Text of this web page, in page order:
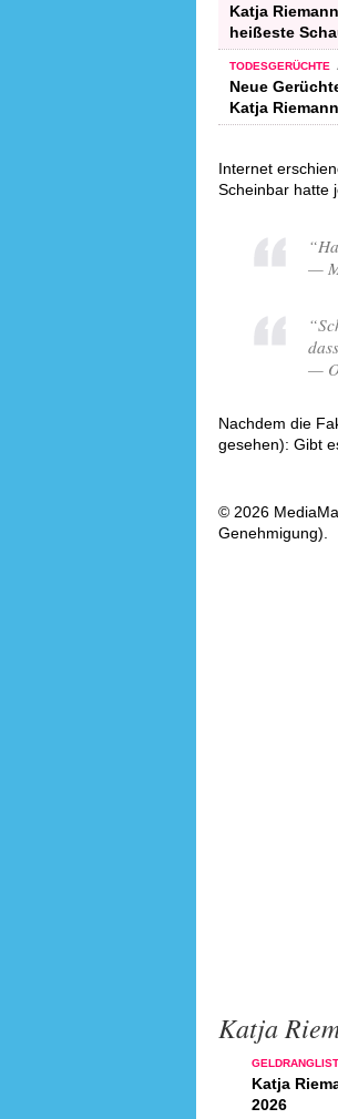
Katja
heißeste
TODESGERÜCHTE
Neue
Katja Riemann
Internet
Scheinbar hatte
—
—
Nachdem die
gesehen): Gibt
© 2026
Genehmigung).
Katja
Katja
2026